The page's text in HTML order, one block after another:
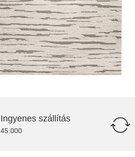
Ingyenes szállítás
45.000